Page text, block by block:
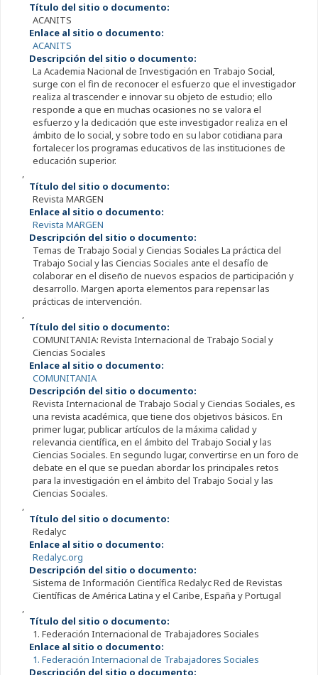
Título del sitio o documento:
ACANITS
Enlace al sitio o documento:
ACANITS
Descripción del sitio o documento:
La Academia Nacional de Investigación en Trabajo Social,
surge con el fin de reconocer el esfuerzo que el investigador
realiza al trascender e innovar su objeto de estudio; ello
responde a que en muchas ocasiones no se valora el
esfuerzo y la dedicación que este investigador realiza en el
ámbito de lo social, y sobre todo en su labor cotidiana para
fortalecer los programas educativos de las instituciones de
educación superior.
,
Título del sitio o documento:
Revista MARGEN
Enlace al sitio o documento:
Revista MARGEN
Descripción del sitio o documento:
Temas de Trabajo Social y Ciencias Sociales La práctica del
Trabajo Social y las Ciencias Sociales ante el desafío de
colaborar en el diseño de nuevos espacios de participación y
desarrollo. Margen aporta elementos para repensar las
prácticas de intervención.
,
Título del sitio o documento:
COMUNITANIA: Revista Internacional de Trabajo Social y
Ciencias Sociales
Enlace al sitio o documento:
COMUNITANIA
Descripción del sitio o documento:
Revista Internacional de Trabajo Social y Ciencias Sociales, es
una revista académica, que tiene dos objetivos básicos. En
primer lugar, publicar artículos de la máxima calidad y
relevancia científica, en el ámbito del Trabajo Social y las
Ciencias Sociales. En segundo lugar, convertirse en un foro de
debate en el que se puedan abordar los principales retos
para la investigación en el ámbito del Trabajo Social y las
Ciencias Sociales.
,
Título del sitio o documento:
Redalyc
Enlace al sitio o documento:
Redalyc.org
Descripción del sitio o documento:
Sistema de Información Científica Redalyc Red de Revistas
Científicas de América Latina y el Caribe, España y Portugal
,
Título del sitio o documento:
1. Federación Internacional de Trabajadores Sociales
Enlace al sitio o documento:
1. Federación Internacional de Trabajadores Sociales
Descripción del sitio o documento: